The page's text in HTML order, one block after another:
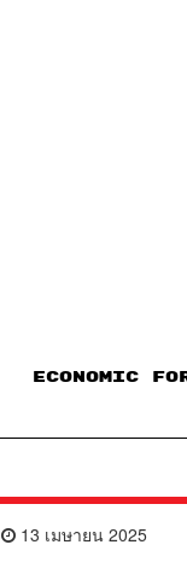
ECONOMIC
13 เมษายน 2025